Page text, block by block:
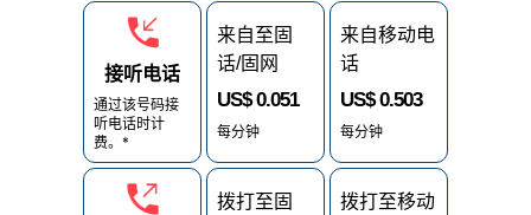
接听电话
通过该号码接
听电话时计
费。*
来自至固
话/固网
US$ 0.051
每分钟
拨打至固
来自移动电
话
US$ 0.503
每分钟
拨打至移动